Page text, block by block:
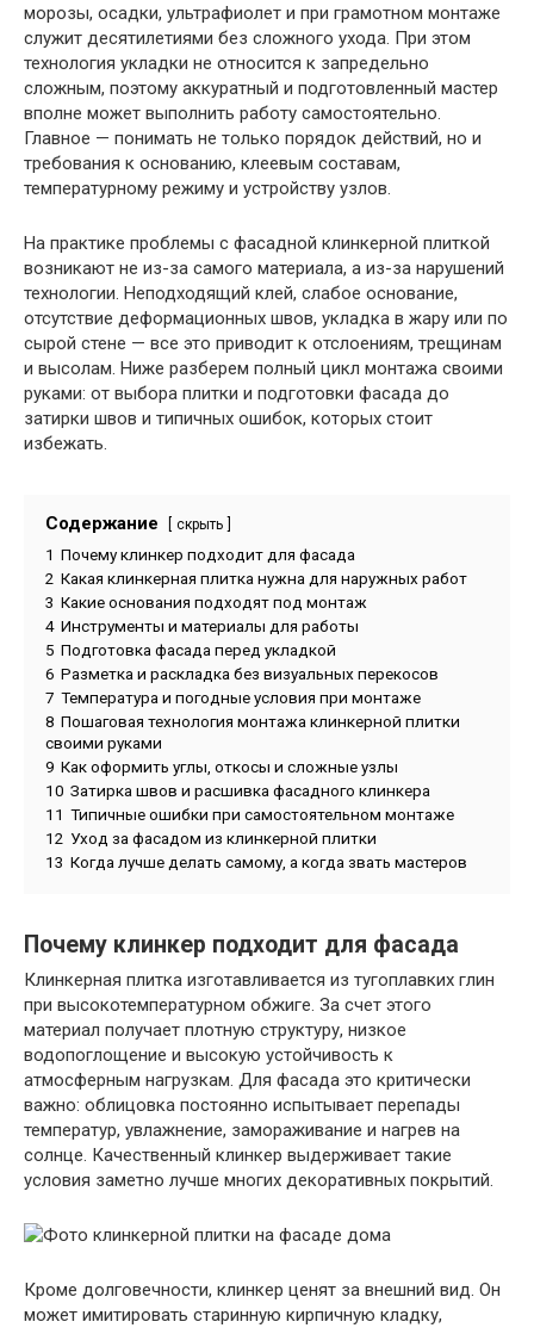
морозы, осадки, ультрафиолет и при грамотном монтаже
служит десятилетиями без сложного ухода. При этом
технология укладки не относится к запредельно
сложным, поэтому аккуратный и подготовленный мастер
вполне может выполнить работу самостоятельно.
Главное — понимать не только порядок действий, но и
требования к основанию, клеевым составам,
температурному режиму и устройству узлов.
На практике проблемы с фасадной клинкерной плиткой
возникают не из-за самого материала, а из-за нарушений
технологии. Неподходящий клей, слабое основание,
отсутствие деформационных швов, укладка в жару или по
сырой стене — все это приводит к отслоениям, трещинам
и высолам. Ниже разберем полный цикл монтажа своими
руками: от выбора плитки и подготовки фасада до
затирки швов и типичных ошибок, которых стоит
избежать.
Содержание скрыть
1 Почему клинкер подходит для фасада
2 Какая клинкерная плитка нужна для наружных работ
3 Какие основания подходят под монтаж
4 Инструменты и материалы для работы
5 Подготовка фасада перед укладкой
6 Разметка и раскладка без визуальных перекосов
7 Температура и погодные условия при монтаже
8 Пошаговая технология монтажа клинкерной плитки
своими руками
9 Как оформить углы, откосы и сложные узлы
10 Затирка швов и расшивка фасадного клинкера
11 Типичные ошибки при самостоятельном монтаже
12 Уход за фасадом из клинкерной плитки
13 Когда лучше делать самому, а когда звать мастеров
Почему клинкер подходит для фасада
Клинкерная плитка изготавливается из тугоплавких глин
при высокотемпературном обжиге. За счет этого
материал получает плотную структуру, низкое
водопоглощение и высокую устойчивость к
атмосферным нагрузкам. Для фасада это критически
важно: облицовка постоянно испытывает перепады
температур, увлажнение, замораживание и нагрев на
солнце. Качественный клинкер выдерживает такие
условия заметно лучше многих декоративных покрытий.
Кроме долговечности, клинкер ценят за внешний вид. Он
может имитировать старинную кирпичную кладку,